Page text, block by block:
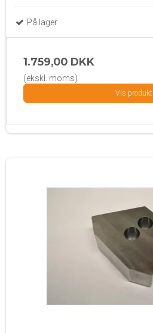
På lager
1.759,00 DKK
(ekskl. moms)
Vis produkt